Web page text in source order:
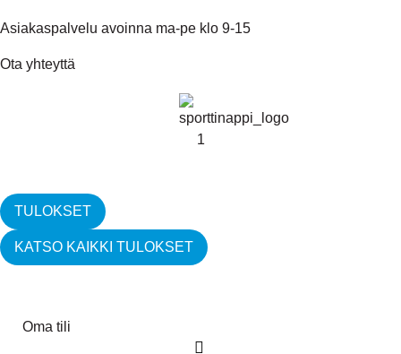
Asiakaspalvelu avoinna ma-pe klo 9-15
Ota yhteyttä
TULOKSET
KATSO KAIKKI TULOKSET
Oma tili